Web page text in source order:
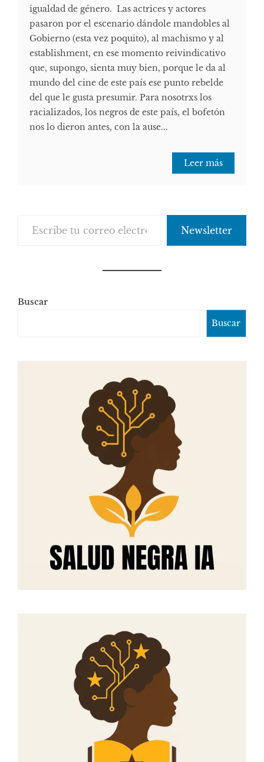
igualdad de género. Las actrices y actores
pasaron por el escenario dándole mandobles al
Gobierno (esta vez poquito), al machismo y al
establishment, en ese momento reivindicativo
que, supongo, sienta muy bien, porque le da al
mundo del cine de este país ese punto rebelde
del que le gusta presumir. Para nosotrxs los
racializados, los negros de este país, el bofetón
nos lo dieron antes, con la ause...
Leer más
Newsletter
Buscar
Buscar